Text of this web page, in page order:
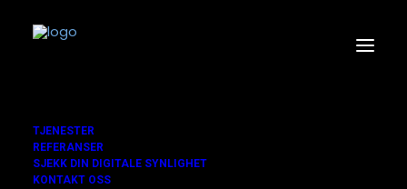
TJENESTER
REFERANSER
SJEKK DIN DIGITALE SYNLIGHET
KONTAKT OSS